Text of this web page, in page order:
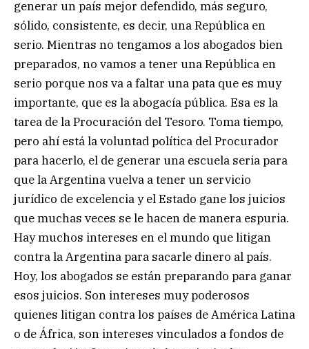
generar un país mejor defendido, más seguro,
sólido, consistente, es decir, una República en
serio. Mientras no tengamos a los abogados bien
preparados, no vamos a tener una República en
serio porque nos va a faltar una pata que es muy
importante, que es la abogacía pública. Esa es la
tarea de la Procuración del Tesoro. Toma tiempo,
pero ahí está la voluntad política del Procurador
para hacerlo, el de generar una escuela seria para
que la Argentina vuelva a tener un servicio
jurídico de excelencia y el Estado gane los juicios
que muchas veces se le hacen de manera espuria.
Hay muchos intereses en el mundo que litigan
contra la Argentina para sacarle dinero al país.
Hoy, los abogados se están preparando para ganar
esos juicios. Son intereses muy poderosos
quienes litigan contra los países de América Latina
o de África, son intereses vinculados a fondos de